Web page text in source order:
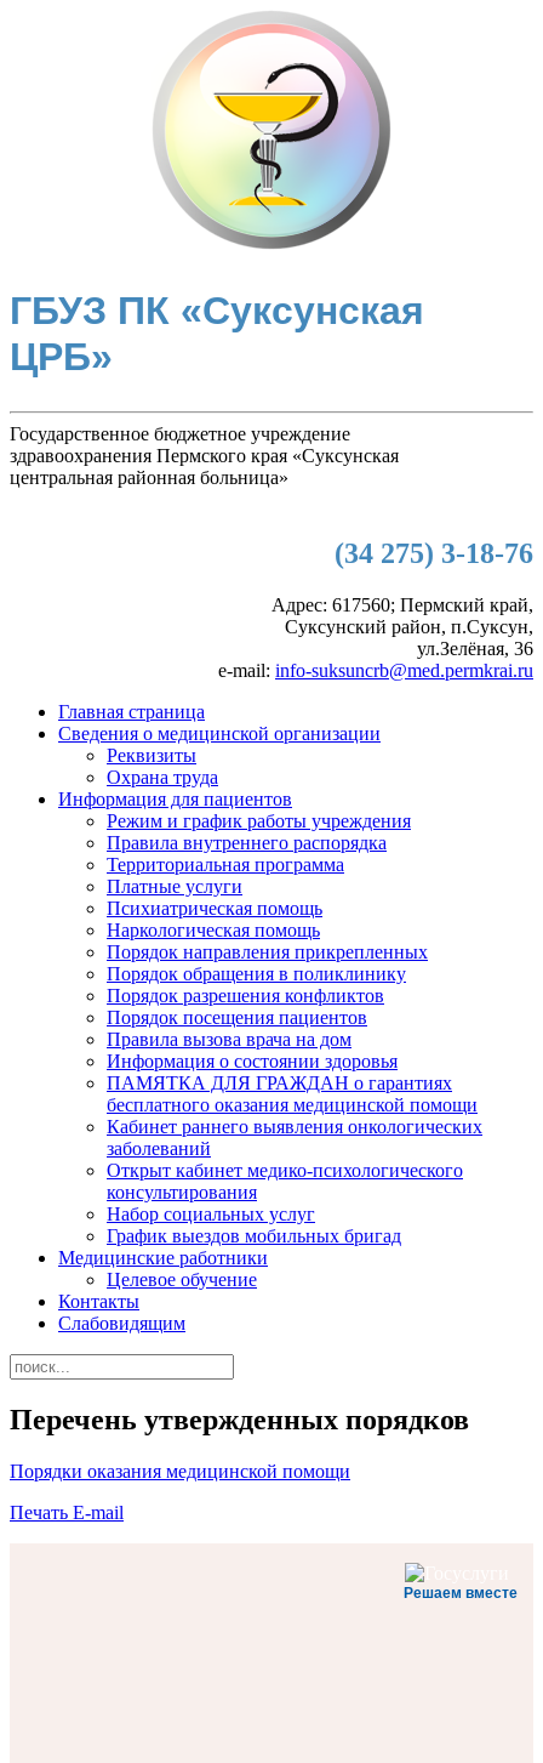
ГБУЗ ПК «Суксунская
ЦРБ»
Государственное бюджетное учреждение
здравоохранения Пермского края «Суксунская
центральная районная больница»
(34 275) 3-18-76
Адрес: 617560; Пермский край,
Суксунский район, п.Суксун,
ул.Зелёная, 36
e-mail: info-suksuncrb@med.permkrai.ru
Главная страница
Сведения о медицинской организации
Реквизиты
Охрана труда
Информация для пациентов
Режим и график работы учреждения
Правила внутреннего распорядка
Территориальная программа
Платные услуги
Психиатрическая помощь
Наркологическая помощь
Порядок направления прикрепленных
Порядок обращения в поликлинику
Порядок разрешения конфликтов
Порядок посещения пациентов
Правила вызова врача на дом
Информация о состоянии здоровья
ПАМЯТКА ДЛЯ ГРАЖДАН о гарантиях
бесплатного оказания медицинской помощи
Кабинет раннего выявления онкологических
заболеваний
Открыт кабинет медико-психологического
консультирования
Набор социальных услуг
График выездов мобильных бригад
Медицинские работники
Целевое обучение
Контакты
Слабовидящим
Перечень утвержденных порядков
Порядки оказания медицинской помощи
Печать E-mail
Решаем вместе